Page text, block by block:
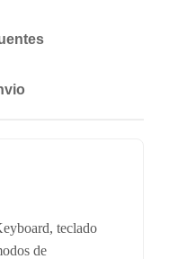
teclado
de